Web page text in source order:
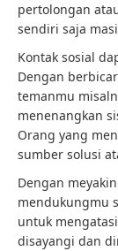
pertolongan
sendiri saja
Kontak sosial
Dengan
temanmu
menenangkan
Orang yang
sumber solusi
Dengan
mendukungmu
untuk mengatasi
disayangi dan